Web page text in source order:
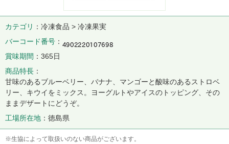
カテゴリ
冷凍食品 > 冷凍果実
バーコード番号
賞味期間
365日
商品特長
甘味のあるブルーベリー、バナナ、マンゴーと酸味のあるストロベ
リー、キウイをミックス。ヨーグルトやアイスのトッピング、その
ままデザートにどうぞ。
工場所在地
徳島県
※生協によって取扱いのない商品がございます。